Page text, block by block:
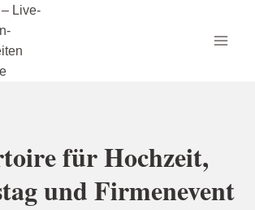
für Hochzeit,
und Firmenevent